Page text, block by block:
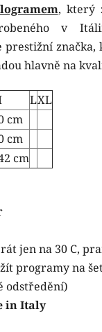
, který
v
prestižní
hlavně na
LXL
cm
cm
cm
jen na 30 C,
programy na
odstředění)
in Italy